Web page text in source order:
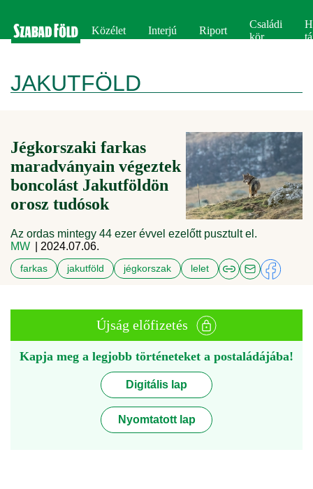
Közélet Interjú Riport
Családi
kör
JAKUTFÖLD
Jégkorszaki farkas
maradványain végeztek
boncolást Jakutföldön
orosz tudósok
Az ordas mintegy 44 ezer évvel ezelőtt pusztult el.
MW
| 2024.07.06.
farkas jakutföld jégkorszak lelet
Újság előfizetés
Kapja meg a legjobb történeteket a postaládájába!
Digitális lap
Nyomtatott lap